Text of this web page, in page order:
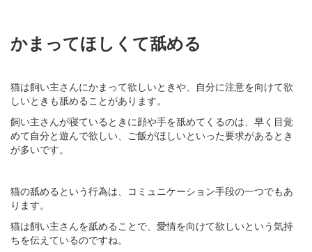
かまってほしくて舐める
猫は飼い主さんにかまって欲しいときや、自分に注意を向けて欲
しいときも舐めることがあります。
飼い主さんが寝ているときに顔や手を舐めてくるのは、早く目覚
めて自分と遊んで欲しい、ご飯がほしいといった要求があるとき
が多いです。
猫の舐めるという行為は、コミュニケーション手段の一つでもあ
ります。
猫は飼い主さんを舐めることで、愛情を向けて欲しいという気持
ちを伝えているのですね。